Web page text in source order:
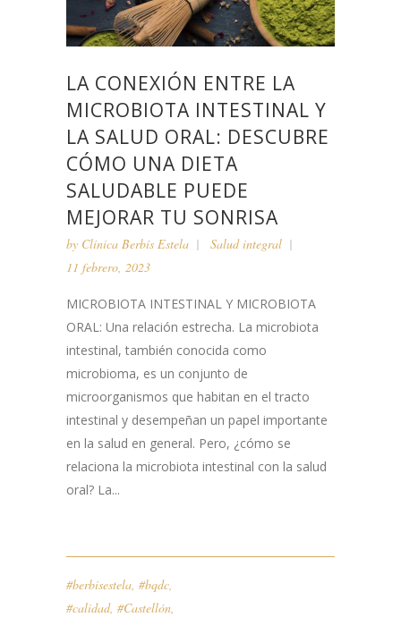
LA CONEXIÓN ENTRE LA
MICROBIOTA INTESTINAL Y
LA SALUD ORAL: DESCUBRE
CÓMO UNA DIETA
SALUDABLE PUEDE
MEJORAR TU SONRISA
by Clínica Berbís Estela
Salud integral
11 febrero, 2023
MICROBIOTA INTESTINAL Y MICROBIOTA
ORAL: Una relación estrecha. La microbiota
intestinal, también conocida como
microbioma, es un conjunto de
microorganismos que habitan en el tracto
intestinal y desempeñan un papel importante
en la salud en general. Pero, ¿cómo se
relaciona la microbiota intestinal con la salud
oral? La...
#berbisestela, #bqdc,
#calidad, #Castellón,